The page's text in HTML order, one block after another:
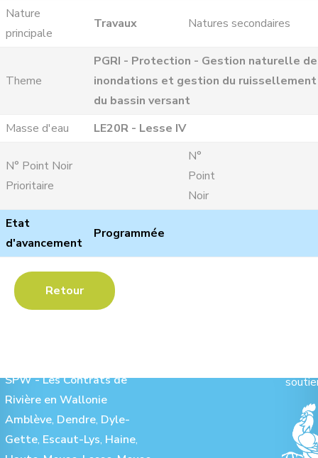
Nature
principale
Travaux Natures secondaires
Theme
PGRI - Protection - Gestion naturelle
inondations et gestion du
du bassin versant
Masse d'eau
LE20R - Lesse IV
N° Point Noir
Prioritaire
N°
Point
Noir
Etat
d'avancement
Programmée
Retour
SPW - Les Contrats de
Rivière en Wallonie
Amblève, Dendre, Dyle-
Gette, Escaut-Lys, Haine,